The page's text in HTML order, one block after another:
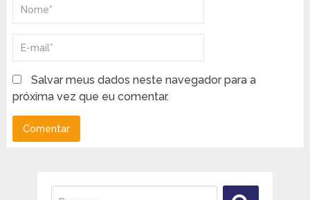
Salvar meus dados neste navegador para a
próxima vez que eu comentar.